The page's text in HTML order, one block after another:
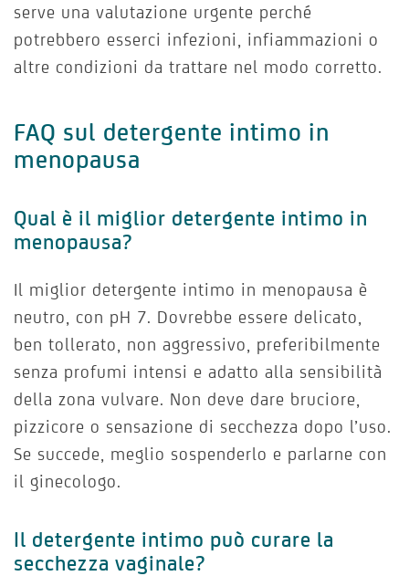
serve una valutazione urgente perché
potrebbero esserci infezioni, infiammazioni o
altre condizioni da trattare nel modo corretto.
FAQ sul detergente intimo in
menopausa
Qual è il miglior detergente intimo in
menopausa?
Il miglior detergente intimo in menopausa è
neutro, con pH 7. Dovrebbe essere delicato,
ben tollerato, non aggressivo, preferibilmente
senza profumi intensi e adatto alla sensibilità
della zona vulvare. Non deve dare bruciore,
pizzicore o sensazione di secchezza dopo l’uso.
Se succede, meglio sospenderlo e parlarne con
il ginecologo.
Il detergente intimo può curare la
secchezza vaginale?